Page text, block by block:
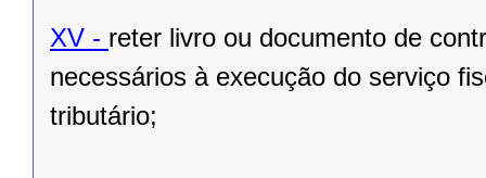
XV - reter livro ou documento de
necessários à execução do serviço
tributário;